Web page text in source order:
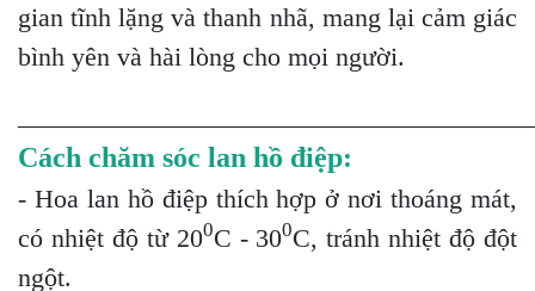
gian tĩnh lặng và thanh nhã, mang lại cảm giác
bình yên và hài lòng cho mọi người.
Cách chăm sóc lan hồ điệp:
- Hoa lan hồ điệp thích hợp ở nơi thoáng mát,
có nhiệt độ từ 200C - 300C, tránh nhiệt độ đột
ngột.